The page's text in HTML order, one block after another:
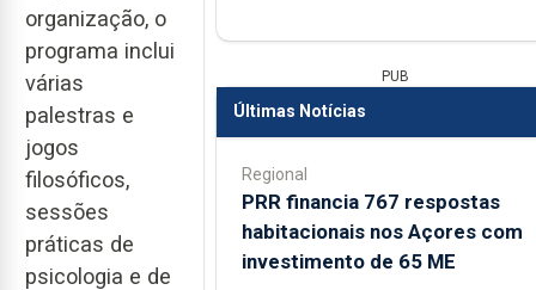
organização, o
programa inclui
várias
palestras e
jogos
filosóficos,
sessões
práticas de
psicologia e de
PUB
Últimas Notícias
Regional
PRR financia 767 respostas
habitacionais nos Açores com
investimento de 65 ME